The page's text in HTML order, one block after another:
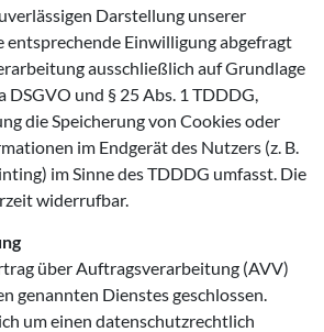
Darstellung unserer
entsprechende Einwilligung abgefragt
ausschließlich auf Grundlage
DSGVO und § 25 Abs. 1 TDDDG,
die Speicherung von Cookies oder
im Endgerät des Nutzers (z. B.
im Sinne des TDDDG umfasst. Die
widerrufbar.
über Auftragsverarbeitung (AVV)
genannten Dienstes geschlossen.
um einen datenschutzrechtlich